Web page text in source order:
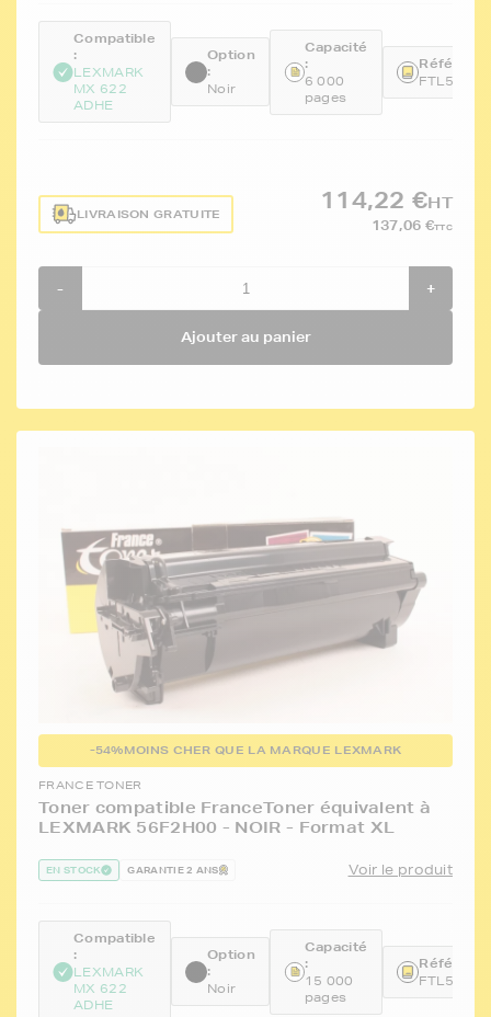
Compatible
:
LEXMARK
MX 622
ADHE
Option
:
Noir
Capacité
:
6 000
pages
LIVRAISON GRATUITE
114,22 €HT
137,06 €TTC
- +
Ajouter au panier
-54%MOINS CHER QUE LA MARQUE LEXMARK
FRANCE TONER
Toner compatible FranceToner équivalent à
LEXMARK 56F2H00 - NOIR - Format XL
EN STOCK GARANTIE 2 ANS Voir le produit
Compatible
:
LEXMARK
MX 622
ADHE
Option
:
Noir
Capacité
:
15 000
pages